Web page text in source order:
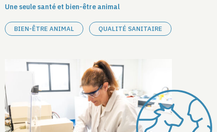
Une seule santé et bien-être animal
BIEN-ÊTRE ANIMAL QUALITÉ SANITAIRE